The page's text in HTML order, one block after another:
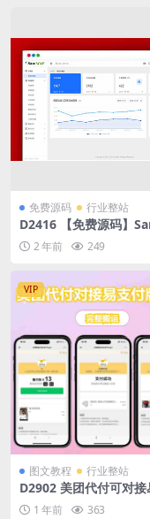
免费源码 行业整站
D2416 【免费源码】
开源轻量级的网站应用
2 年前 249
VIP
图文教程 行业整站
D2902 美团代付可对接
版源码
1 年前 363